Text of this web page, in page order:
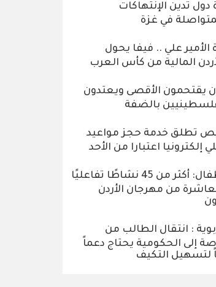
دول تدين الإنتهاكات
في غزة
الأمير علي .. فيفا يحول
المالية من كأس العرب
يقتحمون الأقصى ويعتدون
بالضفة
تطلق خدمة حجز مواعيد
اعتبارا من الأحد
متحف الأطفال: أكثر من 45 نشاطًا تفاعليًا
من مهرجان الأردن
: انتقال الطالب من
إلى الحكومية يحتاج دعماً
لتسهيل التكيف